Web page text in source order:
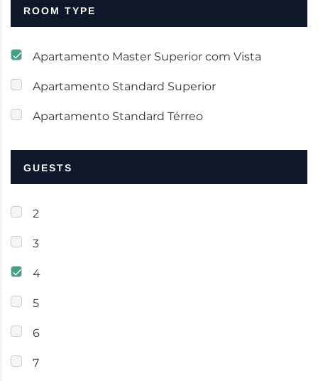
ROOM TYPE
Apartamento Master Superior com Vista
Apartamento Standard Superior
Apartamento Standard Térreo
GUESTS
2
3
4
5
6
7